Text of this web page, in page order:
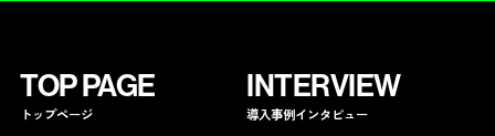
TOP PAGE
トップページ
INTERVIEW
導入事例インタビュー